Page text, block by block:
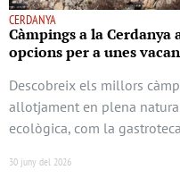
CERDANYA
Càmpings a la
opcions per a unes
Descobreix els millors
allotjament en plena
ecològica, com la
30 juny del 2026